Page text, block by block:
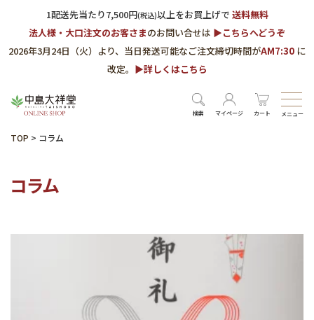
1配送先当たり7,500円(税込)以上をお買上げで 送料無料
法人様・大口注文のお客さまのお問い合せは ▶︎こちらへどうぞ
2026年3月24日（火）より、当日発送可能なご注文締切時間がAM7:30 に
改定。 ▶︎詳しくはこちら
検索 マイページ カート メニュー
TOP > コラム
コラム